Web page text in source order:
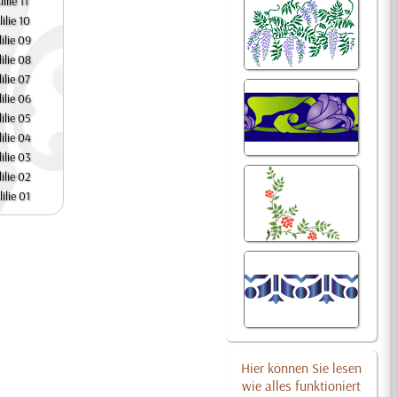
Hier können Sie lesen
wie alles funktioniert
10
09
08
07
06
05
04
03
02
01